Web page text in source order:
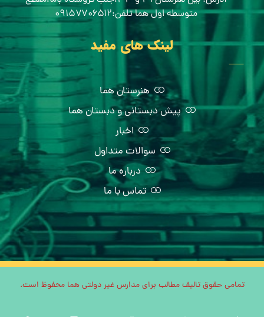
متوسطه اول هما تلفن:۰۹۱۵۷۷۰۶۵۱۲
لینک های مفید
هنرستان هما
پیش دبستانی و دبستان هما
اخبار
سوالات متداول
درباره ما
تماس با ما
تمامی حقوق تالیف مطالب برای مدارس غیر دولتی هما محفوظ است.